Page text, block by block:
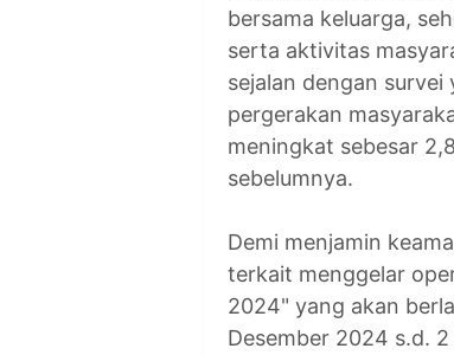
bersama keluarga,
serta aktivitas
sejalan dengan survei
pergerakan
meningkat sebesar
sebelumnya.
Demi menjamin
terkait menggelar
2024" yang akan
Desember 2024 s.d.